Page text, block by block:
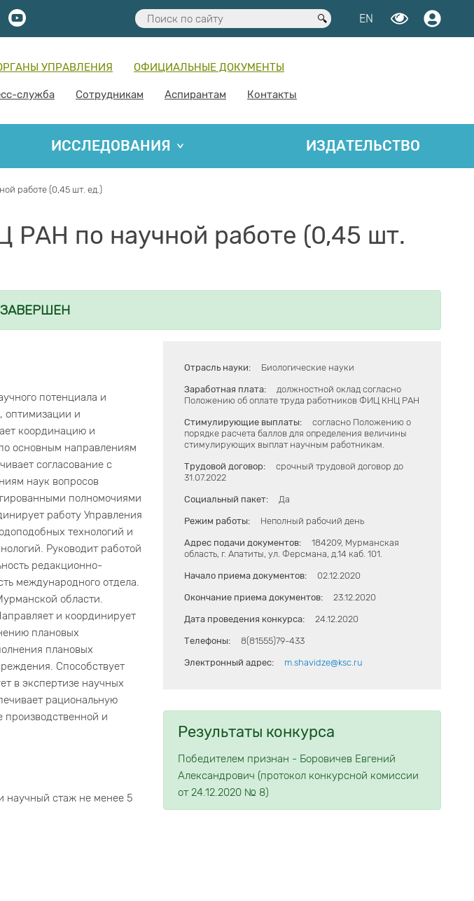
EN
УПРАВЛЕНИЯ ОФИЦИАЛЬНЫЕ ДОКУМЕНТЫ
служба Сотрудникам Аспирантам Контакты
ИССЛЕДОВАНИЯ ИЗДАТЕЛЬСТВО
работе (0,45 шт. ед.)
по научной работе (0,45 шт.
потенциала и
оптимизации и
координацию и
основным направлениям
согласование с
наук вопросов
полномочиями
работу Управления
технологий и
Руководит работой
редакционно-
международного отдела.
области.
и координирует
плановых
плановых
Способствует
в экспертизе научных
рациональную
производственной и
научный стаж не менее 5
Отрасль науки: Биологические науки
Заработная плата:
должностной оклад согласно
Положению об оплате труда работников ФИЦ КНЦ РАН
Стимулирующие выплаты:
согласно Положению о
порядке расчета баллов для определения величины
стимулирующих выплат научным работникам.
Трудовой договор:
срочный трудовой договор до
31.07.2022
Социальный пакет: Да
Режим работы: Неполный рабочий день
Адрес подачи документов:
184209, Мурманская
область, г. Апатиты, ул. Ферсмана, д.14 каб. 101.
Начало приема документов: 02.12.2020
Окончание приема документов: 23.12.2020
Дата проведения конкурса: 24.12.2020
Телефоны: 8(81555)79-433
Электронный адрес: m.shavidze@ksc.ru
Результаты конкурса
Победителем признан - Боровичев Евгений
Александрович (протокол конкурсной комиссии
от 24.12.2020 № 8)